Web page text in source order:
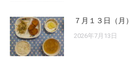
７月１３日（月）
2026年7月13日